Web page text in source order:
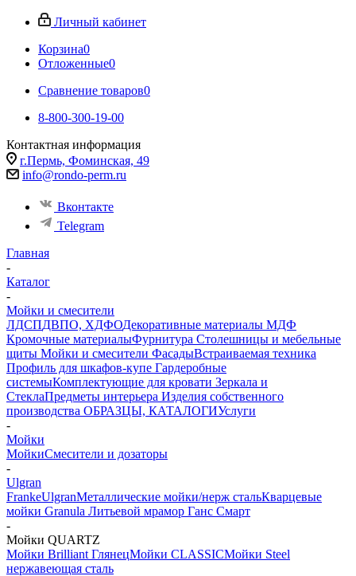
Личный кабинет
Корзина0
Отложенные0
Сравнение товаров0
8-800-300-19-00
Контактная информация
г.Пермь, Фоминская, 49
info@rondo-perm.ru
Вконтакте
Telegram
Главная
-
Каталог
-
Мойки и смесители
ЛДСПДВПО, ХДФОДекоративные материалы МДФ
Кромочные материалыФурнитура Столешницы и мебельные
щиты Мойки и смесители ФасадыВстраиваемая техника
Профиль для шкафов-купе Гардеробные
системыКомплектующие для кровати Зеркала и
СтеклаПредметы интерьера Изделия собственного
производства ОБРАЗЦЫ, КАТАЛОГИУслуги
-
Мойки
МойкиСмесители и дозаторы
-
Ulgran
FrankeUlgranМеталлические мойки/нерж стальКварцевые
мойки Granula Литьевой мрамор Ганс Смарт
-
Мойки QUARTZ
Мойки Brilliant ГлянецМойки CLASSICМойки Steel
нержавеющая сталь